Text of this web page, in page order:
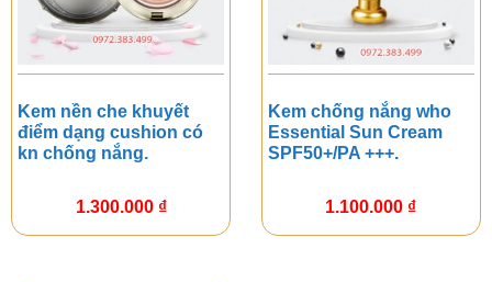
Kem nền che khuyết
điểm dạng cushion có
kn chống nắng.
1.300.000 ₫
Kem chống nắng who
Essential Sun Cream
SPF50+/PA +++.
1.100.000 ₫